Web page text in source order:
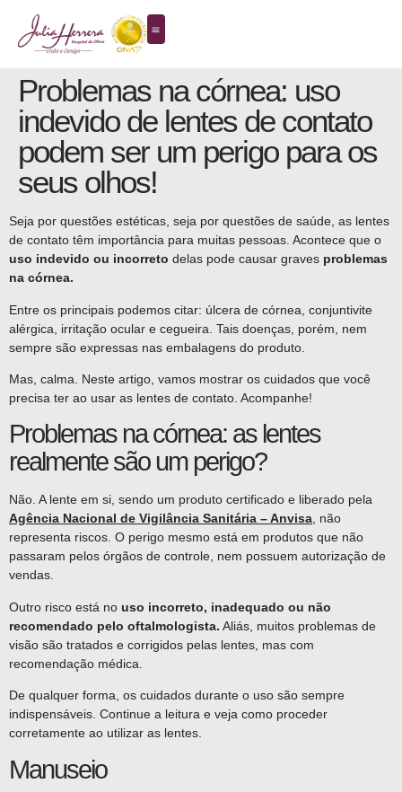
Problemas na córnea: uso
indevido de lentes de contato
podem ser um perigo para os
seus olhos!
Seja por questões estéticas, seja por questões de saúde, as lentes
de contato têm importância para muitas pessoas. Acontece que o
uso indevido ou incorreto delas pode causar graves problemas
na córnea.
Entre os principais podemos citar: úlcera de córnea, conjuntivite
alérgica, irritação ocular e cegueira. Tais doenças, porém, nem
sempre são expressas nas embalagens do produto.
Mas, calma. Neste artigo, vamos mostrar os cuidados que você
precisa ter ao usar as lentes de contato. Acompanhe!
Problemas na córnea: as lentes
realmente são um perigo?
Não. A lente em si, sendo um produto certificado e liberado pela
Agência Nacional de Vigilância Sanitária – Anvisa, não
representa riscos. O perigo mesmo está em produtos que não
passaram pelos órgãos de controle, nem possuem autorização de
vendas.
Outro risco está no uso incorreto, inadequado ou não
recomendado pelo oftalmologista. Aliás, muitos problemas de
visão são tratados e corrigidos pelas lentes, mas com
recomendação médica.
De qualquer forma, os cuidados durante o uso são sempre
indispensáveis. Continue a leitura e veja como proceder
corretamente ao utilizar as lentes.
Manuseio